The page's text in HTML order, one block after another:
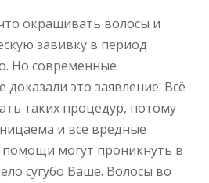
окрашивать волосы и
завивку в период
Но современные
доказали это заявление. Всё
таких процедур, потому
и все вредные
помощи могут проникнуть в
сугубо Ваше. Волосы во